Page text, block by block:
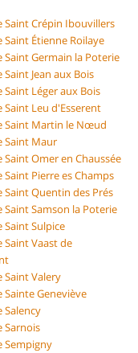
Saint Crépin Ibouvillers
Saint Étienne Roilaye
Saint Germain la Poterie
Saint Jean aux Bois
Saint Léger aux Bois
Saint Leu d'Esserent
Saint Martin le Nœud
Saint Maur
Saint Omer en Chaussée
Saint Pierre es Champs
Saint Quentin des Prés
Saint Samson la Poterie
Saint Sulpice
Saint Vaast de
Saint Valery
Sainte Geneviève
Salency
Sarnois
Sempigny